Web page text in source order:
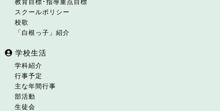
教育目標･指導重点目標
スクールポリシー
校歌
「白根っ子」紹介
学校生活
学科紹介
行事予定
主な年間行事
部活動
生徒会